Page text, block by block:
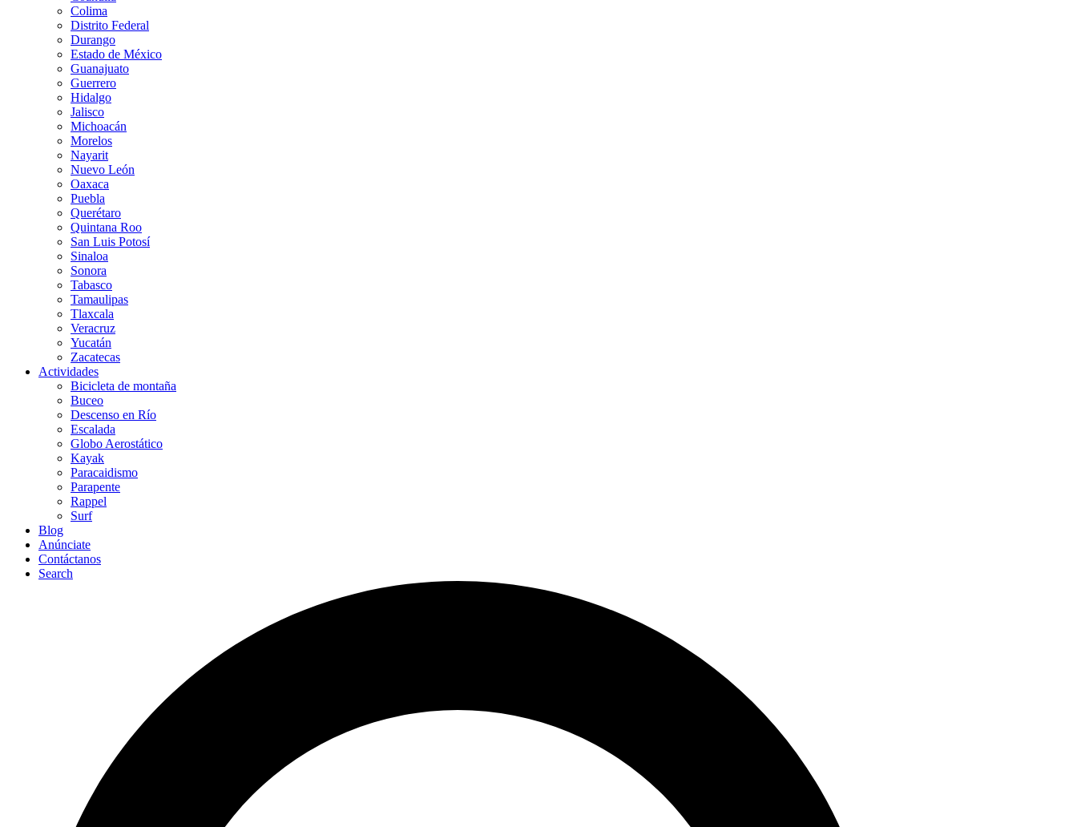
Colima
Distrito Federal
Durango
Estado de México
Guanajuato
Guerrero
Hidalgo
Jalisco
Michoacán
Morelos
Nayarit
Nuevo León
Oaxaca
Puebla
Querétaro
Quintana Roo
San Luis Potosí
Sinaloa
Sonora
Tabasco
Tamaulipas
Tlaxcala
Veracruz
Yucatán
Zacatecas
Actividades
Bicicleta de montaña
Buceo
Descenso en Río
Escalada
Globo Aerostático
Kayak
Paracaidismo
Parapente
Rappel
Surf
Blog
Anúnciate
Contáctanos
Search